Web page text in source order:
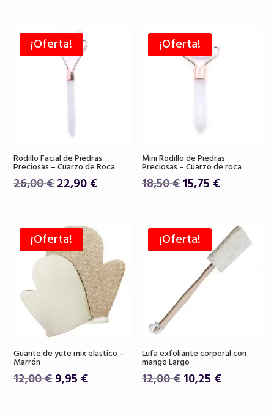
19,50 €.
era:
39,00 €.
¡Oferta!
Rodillo Facial de Piedras
Preciosas – Cuarzo de Roca
26,00€El
era:
26,00 €.
22,90€El
es:
22,90 €.
¡Oferta!
Mini Rodillo de Piedras
Preciosas – Cuarzo de roca
18,50€El
era:
18,50 €.
15,75 €El
es:
15,75 €.
¡Oferta!
Guante de yute mix elastico –
Marrón
12,00€El
9,95 €El
¡Oferta!
Lufa exfoliante corporal con
mango Largo
12,00€El
10,25 €El